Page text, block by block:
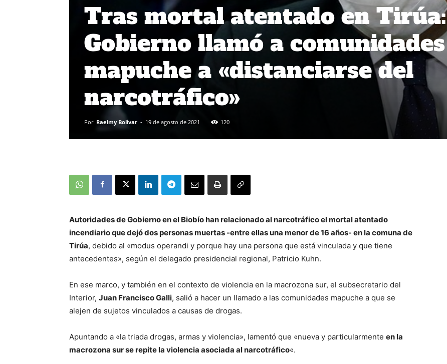
Tras mortal atentado en Tirúa:
Gobierno llamó a comunidades
mapuche a «distanciarse del
narcotráfico»
Por Raelmy Bolivar - 19 de agosto de 2021 120
Autoridades de Gobierno en el Biobío han relacionado al narcotráfico el mortal atentado
incendiario que dejó dos personas muertas -entre ellas una menor de 16 años- en la comuna de
Tirúa, debido al «modus operandi y porque hay una persona que está vinculada y que tiene
antecedentes», según el delegado presidencial regional, Patricio Kuhn.
En ese marco, y también en el contexto de violencia en la macrozona sur, el subsecretario del
Interior, Juan Francisco Galli, salió a hacer un llamado a las comunidades mapuche a que se
alejen de sujetos vinculados a causas de drogas.
Apuntando a «la triada drogas, armas y violencia», lamentó que «nueva y particularmente en la
macrozona sur se repite la violencia asociada al narcotráfico«.